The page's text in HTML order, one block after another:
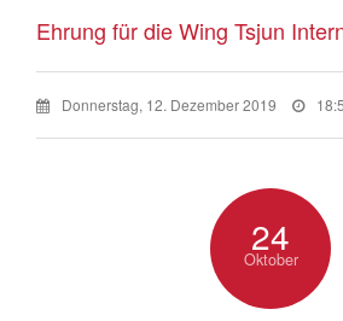
Ehrung für die Wing Tsjun
Donnerstag, 12. Dezember 2019
24
Oktober